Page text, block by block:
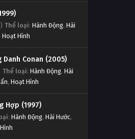
Thể loại: Hành Động, Hài
Hoạt Hình
Danh Conan (2005)
Thể loại: Hành Động, Hài
, Hoạt Hình
Hợp (1997)
: Hành Động, Hài Hước,